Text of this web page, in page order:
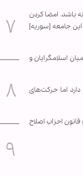
باشد. امضا کردن
این جامعه [سوریه]
اسلامگرایان و
اما حرکت‌های
احزاب اصلاح